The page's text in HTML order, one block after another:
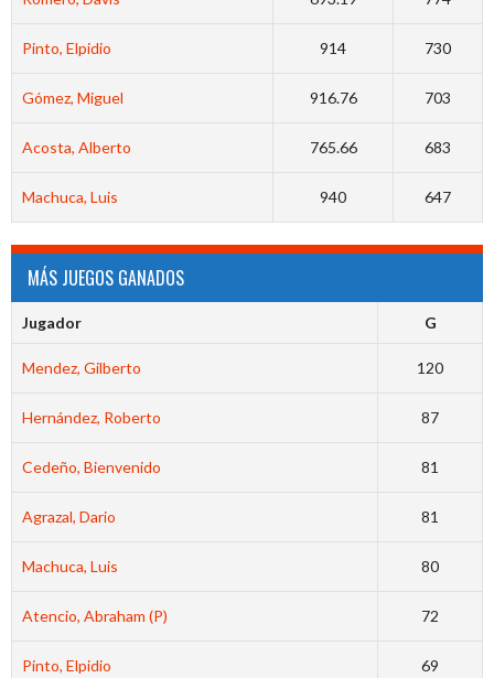
Pinto, Elpidio 914 730
Gómez, Miguel 916.76 703
Acosta, Alberto 765.66 683
Machuca, Luis 940 647
MÁS JUEGOS GANADOS
Jugador G
Mendez, Gilberto 120
Hernández, Roberto 87
Cedeño, Bienvenido 81
Agrazal, Dario 81
Machuca, Luis 80
Atencio, Abraham (P) 72
Pinto, Elpidio 69